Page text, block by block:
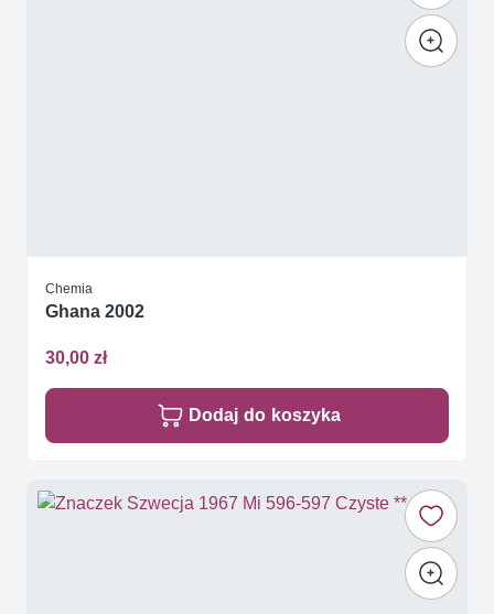
Chemia
Ghana 2002
30,00 zł
Dodaj do koszyka